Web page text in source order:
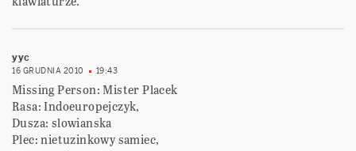
yyc
16 GRUDNIA 2010 19:43
Missing Person: Mister Placek
Rasa: Indoeuropejczyk,
Dusza: slowianska
Plec: nietuzinkowy samiec,